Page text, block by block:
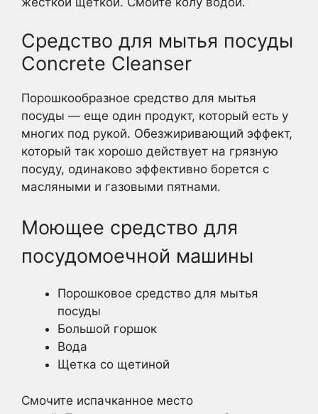
Средство для мытья посуды
Concrete Cleanser
Порошкообразное средство для мытья
посуды — еще один продукт, который есть у
многих под рукой. Обезжиривающий эффект,
который так хорошо действует на грязную
посуду, одинаково эффективно борется с
масляными и газовыми пятнами.
Моющее средство для
посудомоечной машины
Порошковое средство для мытья
посуды
Большой горшок
Вода
Щетка со щетиной
Смочите испачканное место